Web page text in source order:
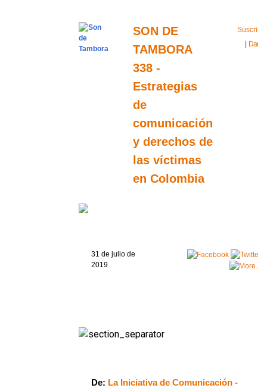
SON DE
TAMBORA
338 -
Estrategias
de
comunicación
y derechos de
las víctimas
en Colombia
Darse
31 de julio de
2019
De: La Iniciativa de Comunicación -